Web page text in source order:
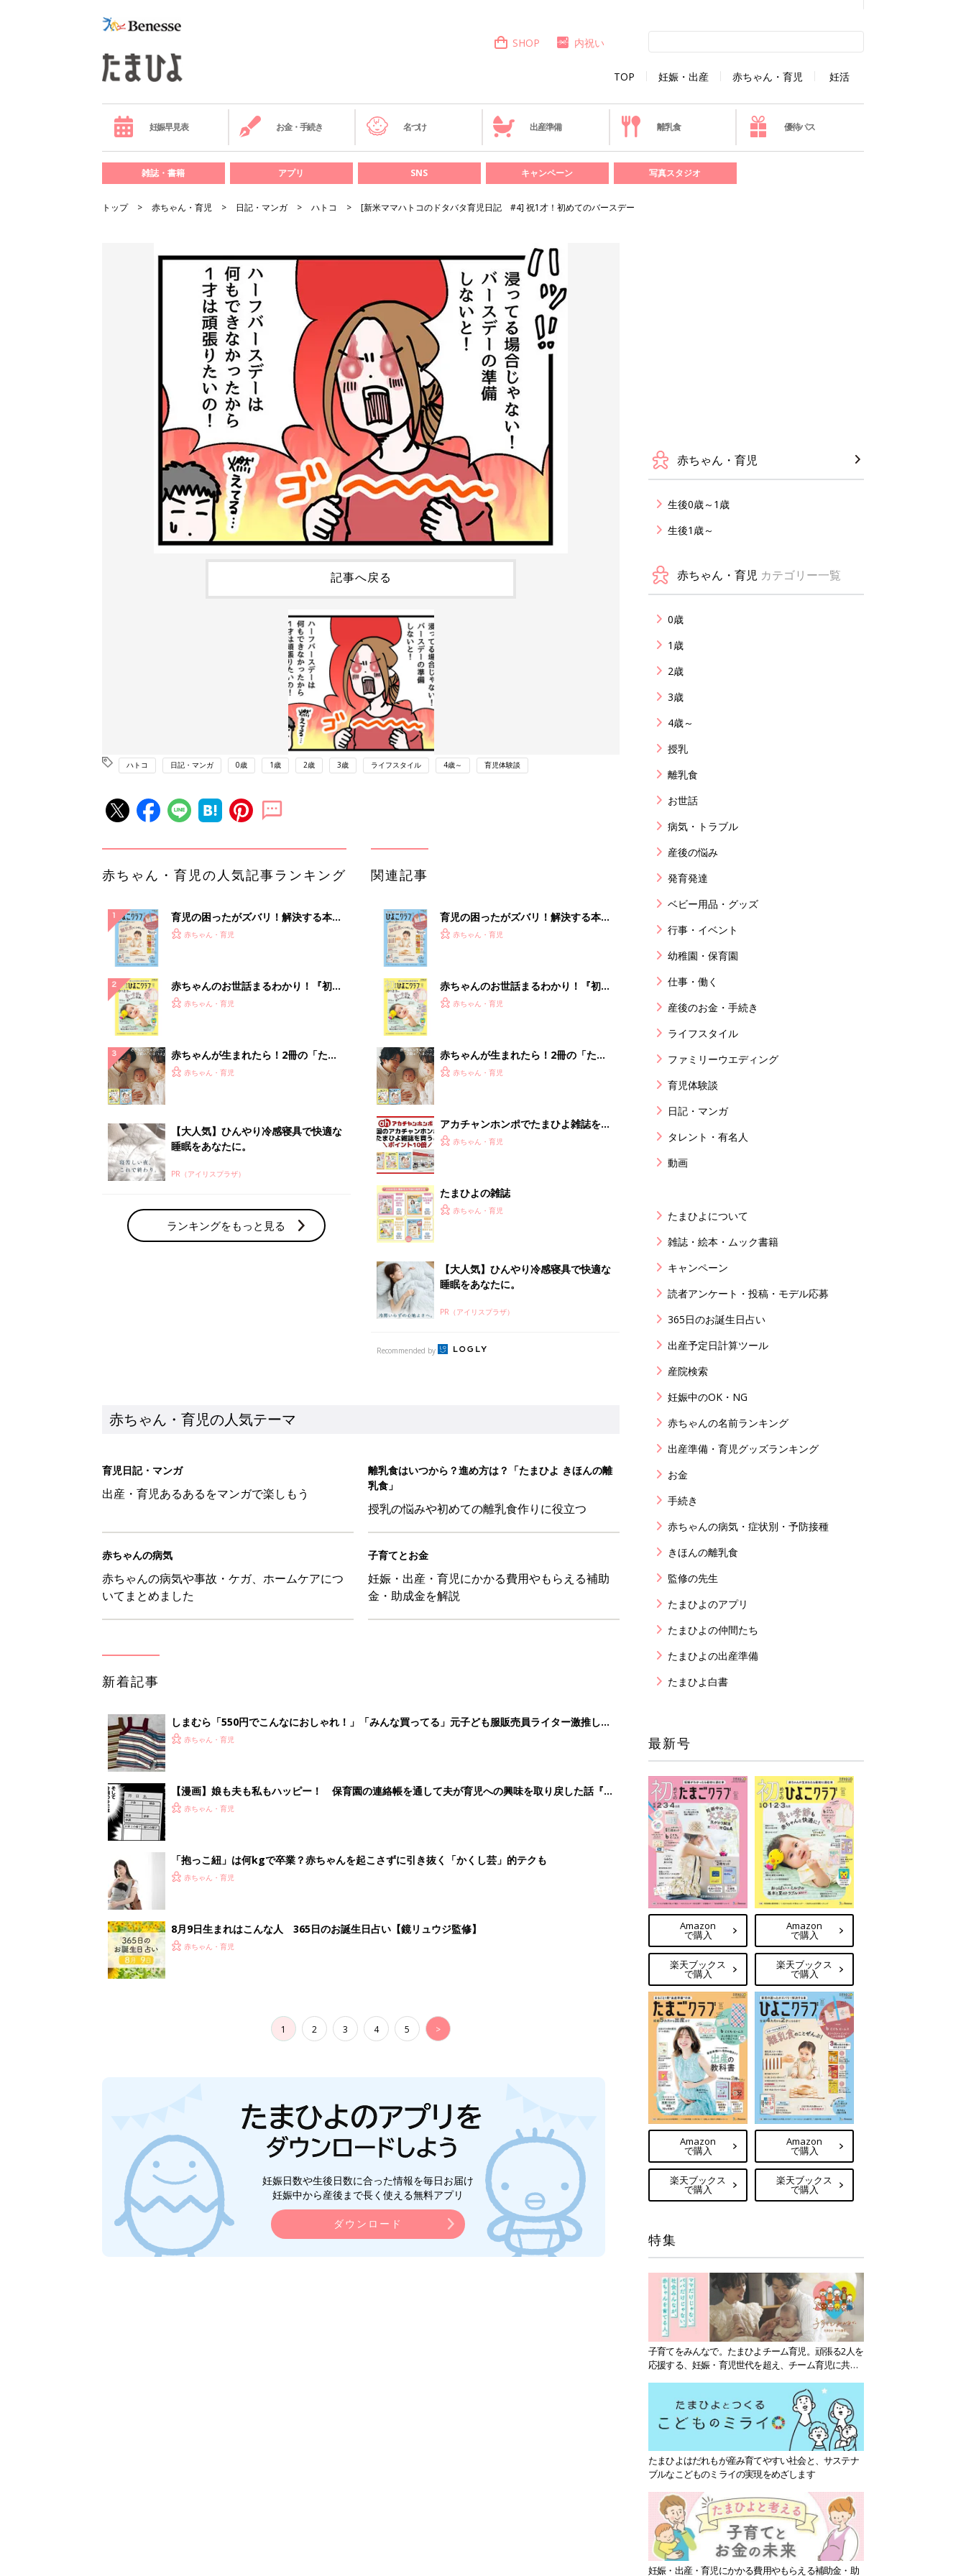
TOP 妊娠・出産 赤ちゃん・育児 妊活
SHOP 内祝い
妊娠早見表 お金・手続き 名づけ 出産準備 離乳食 優待パス
雑誌・書籍 アプリ SNS キャンペーン 写真スタジオ
トップ 赤ちゃん・育児 日記・マンガ ハトコ [新米ママハトコのドタバタ育児日記 #4] 祝1才！初めてのバースデー
記事へ戻る
ハトコ 日記・マンガ 0歳 1歳 2歳 3歳 ライフスタイル 4歳～ 育児体験談
赤ちゃん・育児の人気記事ランキング
育児の困ったがズバリ！解決する本
『ひよこクラブ 秋号』 4カ月～2才
赤ちゃん・育児
赤ちゃんのお世話まるわかり！『初め
てのひよこクラブ 夏号』〈巻頭大特
赤ちゃん・育児
赤ちゃんが生まれたら！2冊の「たま
ひよ」
赤ちゃん・育児
【大人気】ひんやり冷感寝具で快適な
睡眠をあなたに。
PR（アイリスプラザ）
ランキングをもっと見る
関連記事
育児の困ったがズバリ！解決する本
『ひよこクラブ 秋号』 4カ月～2才
赤ちゃん・育児
赤ちゃんのお世話まるわかり！『初め
てのひよこクラブ 夏号』〈巻頭大特
赤ちゃん・育児
赤ちゃんが生まれたら！2冊の「たま
ひよ」
赤ちゃん・育児
アカチャンホンポでたまひよ雑誌を買
うとポイント10倍【期間限定】
赤ちゃん・育児
たまひよの雑誌
赤ちゃん・育児
【大人気】ひんやり冷感寝具で快適な
睡眠をあなたに。
PR（アイリスプラザ）
Recommended by
赤ちゃん・育児の人気テーマ
育児日記・マンガ
出産・育児あるあるをマンガで楽しもう
離乳食はいつから？進め方は？「たまひよ きほんの離
乳食」
授乳の悩みや初めての離乳食作りに役立つ
赤ちゃんの病気
赤ちゃんの病気や事故・ケガ、ホームケアにつ
いてまとめました
子育てとお金
妊娠・出産・育児にかかる費用やもらえる補助
金・助成金を解説
新着記事
しまむら「550円でこんなにおしゃれ！」「みんな買ってる」元子ども服販売員ライター激推し★
夏のバズりトップス4選
赤ちゃん・育児
【漫画】娘も夫も私もハッピー！ 保育園の連絡帳を通して夫が育児への興味を取り戻した話『ふ
うふう子育て ＃92』
赤ちゃん・育児
「抱っこ紐」は何kgで卒業？赤ちゃんを起こさずに引き抜く「かくし芸」的テクも
赤ちゃん・育児
8月9日生まれはこんな人 365日のお誕生日占い【鏡リュウジ監修】
赤ちゃん・育児
1 2 3 4 5 >
妊娠日数や生後日数に合った情報を毎日お届け
妊娠中から産後まで長く使える無料アプリ
ダウンロード
赤ちゃん・育児
生後0歳～1歳
生後1歳～
赤ちゃん・育児 カテゴリー一覧
0歳
1歳
2歳
3歳
4歳～
授乳
離乳食
お世話
病気・トラブル
産後の悩み
発育発達
ベビー用品・グッズ
行事・イベント
幼稚園・保育園
仕事・働く
産後のお金・手続き
ライフスタイル
ファミリーウエディング
育児体験談
日記・マンガ
タレント・有名人
動画
たまひよについて
雑誌・絵本・ムック書籍
キャンペーン
読者アンケート・投稿・モデル応募
365日のお誕生日占い
出産予定日計算ツール
産院検索
妊娠中のOK・NG
赤ちゃんの名前ランキング
出産準備・育児グッズランキング
お金
手続き
赤ちゃんの病気・症状別・予防接種
きほんの離乳食
監修の先生
たまひよのアプリ
たまひよの仲間たち
たまひよの出産準備
たまひよ白書
最新号
Amazon
で購入
楽天ブックス
で購入
Amazon
で購入
楽天ブックス
で購入
Amazon
で購入
楽天ブックス
で購入
Amazon
で購入
楽天ブックス
で購入
特集
子育てをみんなで。たまひよチーム育児。頑張る2人を
応援する、妊娠・育児世代を超え、チーム育児に共感
たまひよはだれもが産み育てやすい社会と、サステナ
ブルなこどものミライの実現をめざします
妊娠・出産・育児にかかる費用やもらえる補助金・助